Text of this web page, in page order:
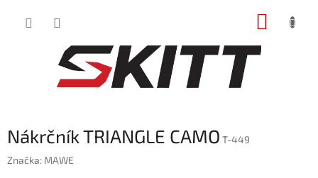
Nákrčník TRIANGLE CAMO T-449
Značka: MAWE